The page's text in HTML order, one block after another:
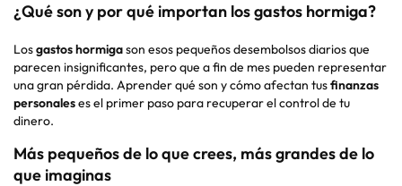
¿Qué son y por qué importan los gastos hormiga?
Losgastos hormigason esos pequeños desembolsos diarios que
parecen insignificantes, pero que a fin de mes pueden representar
una gran pérdida. Aprender qué son y cómo afectan tusfinanzas
personaleses el primer paso para recuperar el control de tu
dinero.
Más pequeños de lo que crees, más grandes de lo
que imaginas